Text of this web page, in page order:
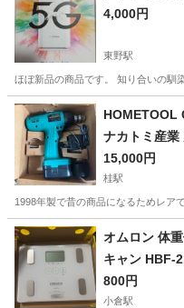
4,000円
東野駅
ほぼ新品の商品です。 知り合いの馴
京都 京都市
HOMETOOL
ナカトミ産業
15,000円
桂駅
1998年製で昔の商品になるためレア
京都 京都市 桂駅 その
オムロン 体
キャン HBF-
800円
小倉駅